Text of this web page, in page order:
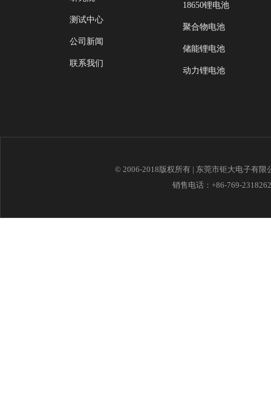
测试中心
公司新闻
联系我们
18650锂电池
聚合物电池
储能锂电池
动力锂电池
© 2006-2018版权所有 | 东莞市钜大电子有
销售电话：+86-769-